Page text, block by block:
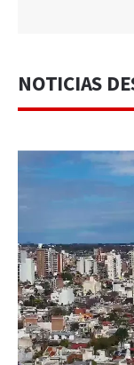
NOTICIAS